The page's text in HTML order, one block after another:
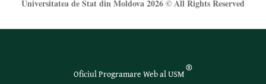
Universitatea de Stat din Moldova 2026 © All Rights Reserved
Oficiul Programare Web al USM®